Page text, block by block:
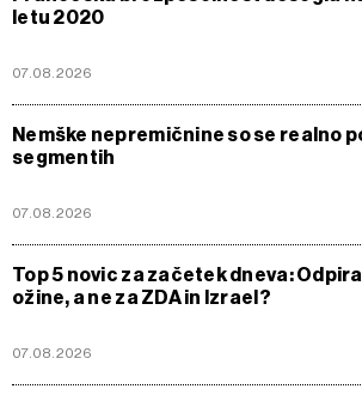
letu 2020
07.08.2026
Nemške nepremičnine so se realno
segmentih
07.08.2026
Top 5 novic za začetek dneva:
ožine, a ne za ZDA in Izrael?
07.08.2026